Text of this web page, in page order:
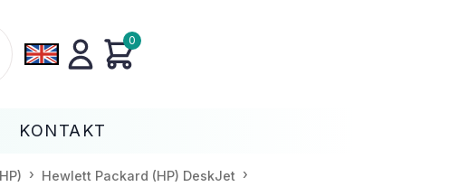
0
KONTAKT
Hewlett Packard (HP) DeskJet